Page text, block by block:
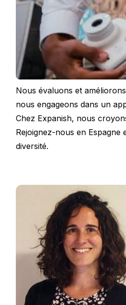
Nous évaluons et
nous engageons dans un
Chez Expanish, nous
Rejoignez-nous en
diversité.